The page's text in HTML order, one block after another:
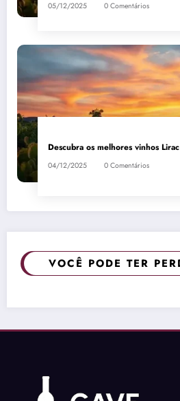
05/12/2025 0 Comentários
Descubra os melhores vinhos
04/12/2025 0 Comentários
VOCÊ PODE TER